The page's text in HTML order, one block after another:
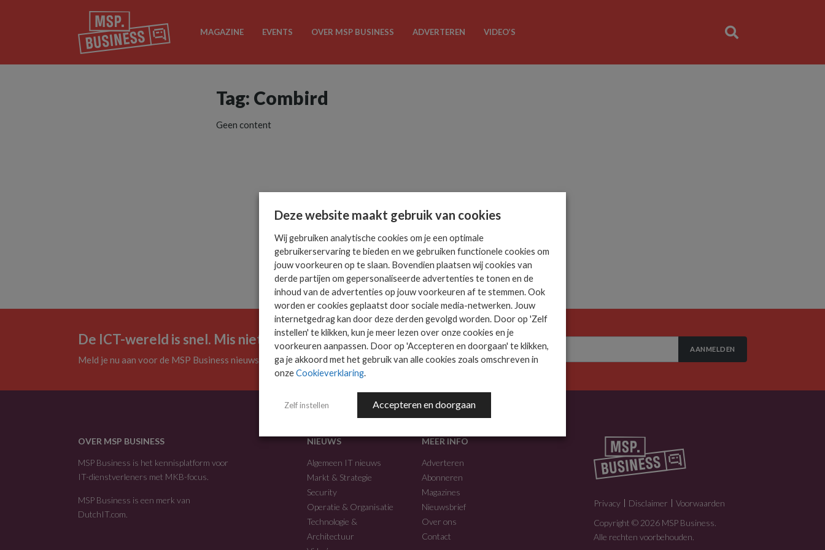
MAGAZINE EVENTS OVER MSP BUSINESS ADVERTEREN VIDEO’S
Tag: Combird
Geen content
De ICT-wereld is snel. Mis niets.
Meld je nu aan voor de MSP Business nieuwsbrief.
AANMELDEN
OVER MSP BUSINESS
MSP Business is het kennisplatform voor
IT-dienstverleners met MKB-focus.
MSP Business is een merk van
DutchIT.com
NIEUWS
Algemeen IT nieuws
Markt & Strategie
Security
Operatie & Organisatie
Technologie &
Architectuur
MEER INFO
Adverteren
Abonneren
Magazines
Nieuwsbrief
Over ons
Contact
Privacy Disclaimer
Voorwaarden
Copyright © 2026 MSP Business.
Alle rechten voorbehouden.
Deze website maakt gebruik van cookies
Wij gebruiken analytische cookies om je een optimale
gebruikerservaring te bieden en we gebruiken functionele cookies om
jouw voorkeuren op te slaan. Bovendien plaatsen wij cookies van
derde partijen om gepersonaliseerde advertenties te tonen en de
inhoud van de advertenties op jouw voorkeuren af te stemmen. Ook
worden er cookies geplaatst door sociale media-netwerken. Jouw
internetgedrag kan door deze derden gevolgd worden. Door op 'Zelf
instellen' te klikken, kun je meer lezen over onze cookies en je
voorkeuren aanpassen. Door op 'Accepteren en doorgaan' te klikken,
ga je akkoord met het gebruik van alle cookies zoals omschreven in
onzeCookieverklaring.
Zelf instellen Accepteren en doorgaan